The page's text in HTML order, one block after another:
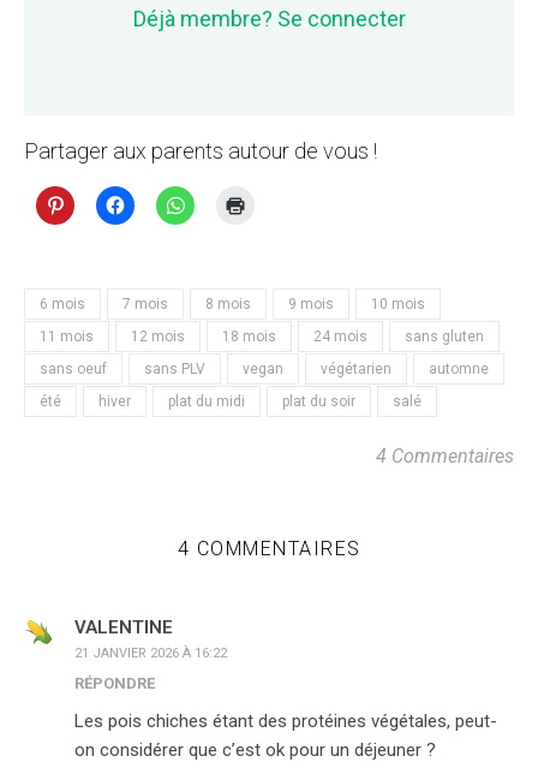
Déjà membre? Se connecter
Partager aux parents autour de vous !
6 mois 7 mois 8 mois 9 mois
10 mois
11 mois
12 mois 18 mois 24 mois
sans gluten
sans oeuf
sans PLV vegan végétarien
automne
été
hiver plat du midi plat du soir salé
4 Commentaires
4 COMMENTAIRES
VALENTINE
21 JANVIER 2026 À 16:22
RÉPONDRE
Les pois chiches étant des protéines végétales, peut-
on considérer que c’est ok pour un déjeuner ?